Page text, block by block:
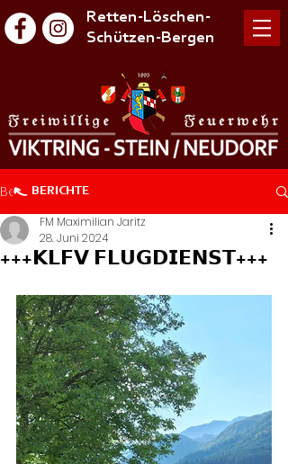
Retten-Löschen-
Schützen-Bergen
Beitrag
+++𝗞𝗟𝗙𝗩 𝗙𝗟𝗨𝗚𝗗𝗜𝗘𝗡𝗦𝗧+++
FM Maximilian Jaritz
28. Juni 2024
BERICHTE